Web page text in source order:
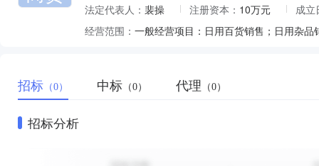
法定代表人： 裴操 注册资本： 10万元
成立
经营范围：
招标 （0） 中标 （0） 代理 （0）
招标分析